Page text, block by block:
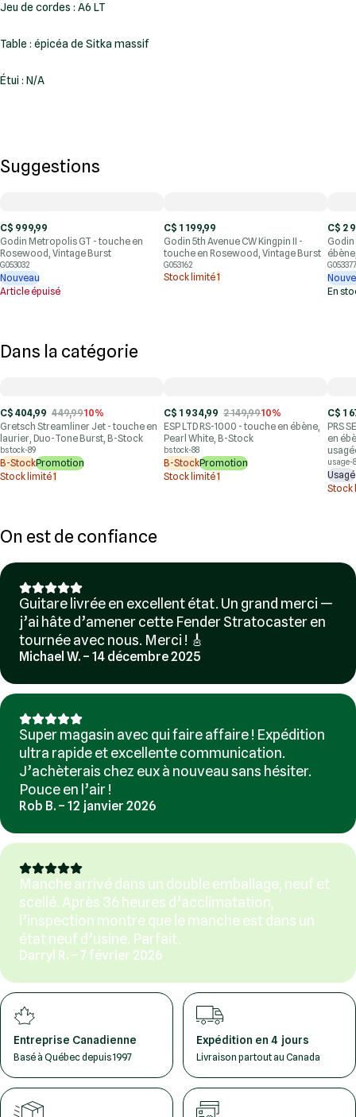
Jeu de cordes : A6 LT
Table : épicéa de Sitka massif
Étui : N/A
Suggestions
C$ 999,99
Godin Metropolis GT - touche en
Rosewood, Vintage Burst
G053032
Nouveau
Article épuisé
C$ 1 199,99
Godin 5th Avenue CW Kingpin II -
touche en Rosewood, Vintage Burst
G053162
Stock limité1
C$ 2
G053377
En
Dans la catégorie
C$ 404,99 449,9910%
Gretsch Streamliner Jet - touche en
laurier, Duo-Tone Burst, B-Stock
bstock-89
B-StockPromotion
Stock limité1
C$ 1 934,99 2 149,9910%
ESP LTD RS-1000 - touche en ébène,
Pearl White, B-Stock
bstock-88
B-StockPromotion
Stock limité1
C$ 1
PRS
en
usage-
Usagé
Stock
On est de confiance
Guitare livrée en excellent état. Un grand merci —
j’ai hâte d’amener cette Fender Stratocaster en
tournée avec nous. Merci ! 🎸
Michael W. – 14 décembre 2025
Super magasin avec qui faire affaire ! Expédition
ultra rapide et excellente communication.
J’achèterais chez eux à nouveau sans hésiter.
Pouce en l’air !
Rob B. – 12 janvier 2026
Manche arrivé dans un double emballage, neuf et
scellé. Après 36 heures d’acclimatation,
l’inspection montre que le manche est dans un
état neuf d’usine. Parfait.
Darryl R. – 7 février 2026
Entreprise Canadienne
Basé à Québec depuis 1997
Expédition en 4 jours
Livraison partout au Canada